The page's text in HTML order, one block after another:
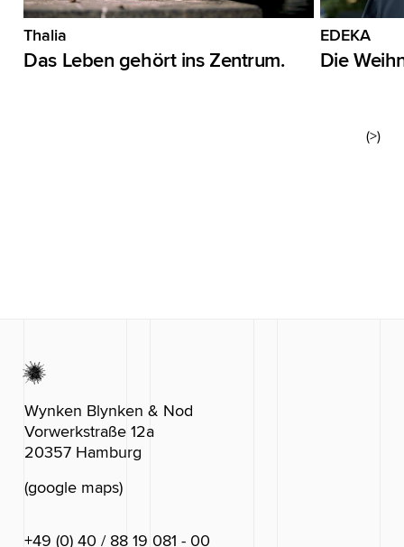
Thalia
Das Leben gehört ins Zentrum.
EDEKA
Die
(>)
Wynken Blynken & Nod
Vorwerkstraße 12a
20357 Hamburg
(google maps)
+49 (0) 40 / 88 19 081 - 00